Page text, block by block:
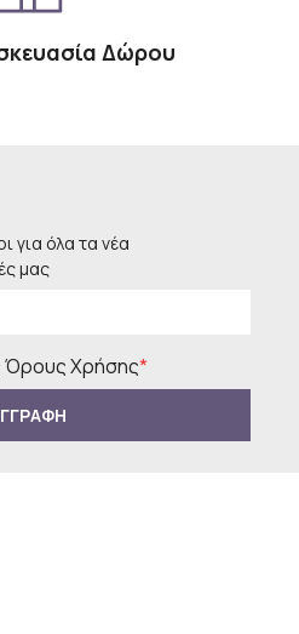
Δώρου
για όλα τα νέα
μας
Όρους Χρήσης*